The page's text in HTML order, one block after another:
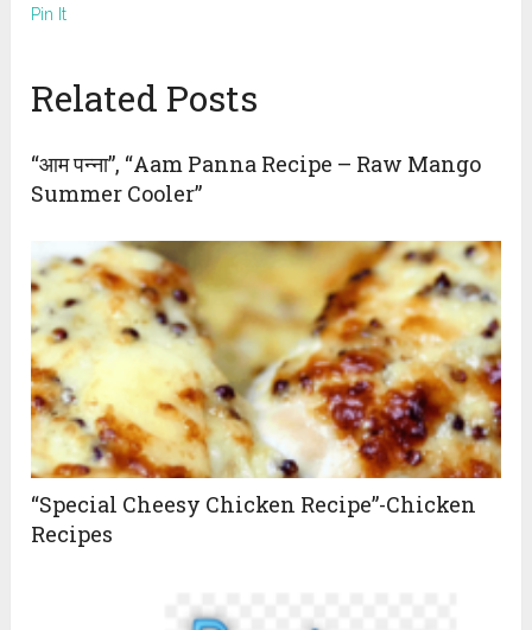
Pin It
Related Posts
“आम पन्ना”, “Aam Panna Recipe – Raw Mango
Summer Cooler”
“Special Cheesy Chicken Recipe”-Chicken
Recipes